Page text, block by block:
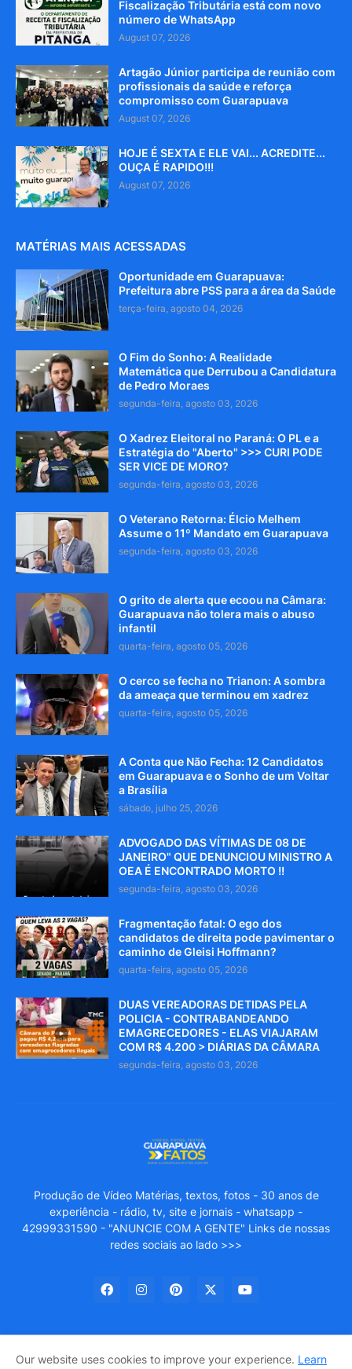
Fiscalização Tributária está com novo
número de WhatsApp
August 07, 2026
Artagão Júnior participa de reunião com
profissionais da saúde e reforça
compromisso com Guarapuava
August 07, 2026
HOJE É SEXTA E ELE VAI... ACREDITE...
OUÇA É RAPIDO!!!
August 07, 2026
MATÉRIAS MAIS ACESSADAS
Oportunidade em Guarapuava:
Prefeitura abre PSS para a área da Saúde
terça-feira, agosto 04, 2026
O Fim do Sonho: A Realidade
Matemática que Derrubou a Candidatura
de Pedro Moraes
segunda-feira, agosto 03, 2026
O Xadrez Eleitoral no Paraná: O PL e a
Estratégia do "Aberto" >>> CURI PODE
SER VICE DE MORO?
segunda-feira, agosto 03, 2026
O Veterano Retorna: Élcio Melhem
Assume o 11º Mandato em Guarapuava
segunda-feira, agosto 03, 2026
O grito de alerta que ecoou na Câmara:
Guarapuava não tolera mais o abuso
infantil
quarta-feira, agosto 05, 2026
O cerco se fecha no Trianon: A sombra
da ameaça que terminou em xadrez
quarta-feira, agosto 05, 2026
A Conta que Não Fecha: 12 Candidatos
em Guarapuava e o Sonho de um Voltar
a Brasília
sábado, julho 25, 2026
ADVOGADO DAS VÍTIMAS DE 08 DE
JANEIRO" QUE DENUNCIOU MINISTRO A
OEA É ENCONTRADO MORTO !!
segunda-feira, agosto 03, 2026
Fragmentação fatal: O ego dos
candidatos de direita pode pavimentar o
caminho de Gleisi Hoffmann?
quarta-feira, agosto 05, 2026
DUAS VEREADORAS DETIDAS PELA
POLICIA - CONTRABANDEANDO
EMAGRECEDORES - ELAS VIAJARAM
COM R$ 4.200 > DIÁRIAS DA CÂMARA
segunda-feira, agosto 03, 2026
Produção de Vídeo Matérias, textos, fotos - 30 anos de
experiência - rádio, tv, site e jornais - whatsapp -
42999331590 - "ANUNCIE COM A GENTE" Links de nossas
redes sociais ao lado >>>
GUARAPUAVA FATOS About Us Privacy Policy
Our website uses cookies to improve your experience. Learn